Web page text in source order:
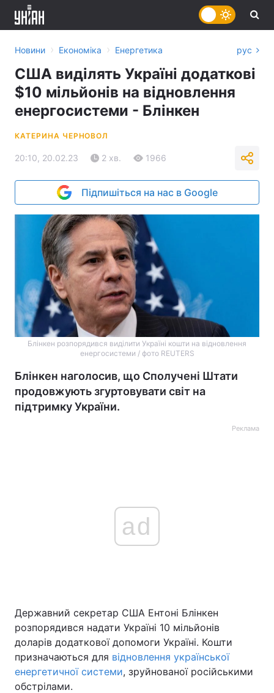
Україна Політика
Економіка Світ
Спорт
Новини › Економіка › Енергетика рус
США виділять Україні додаткові
$10 мільйонів на відновлення
енергосистеми - Блінкен
КАТЕРИНА ЧЕРНОВОЛ
20:10, 20.02.23 2 хв. 1966
Підпишіться на нас в Google
Блінкен розпорядився виділити Україні кошти на відновлення
енергосистеми / фото REUTERS
Блінкен наголосив, що Сполучені Штати
продовжують згуртовувати світ на
підтримку України.
Реклама
ad
Державний секретар США Ентоні Блінкен
розпорядився надати Україні 10 мільйонів
доларів додаткової допомоги Україні. Кошти
призначаються для відновлення української
енергетичної системи, зруйнованої російськими
обстрілами.